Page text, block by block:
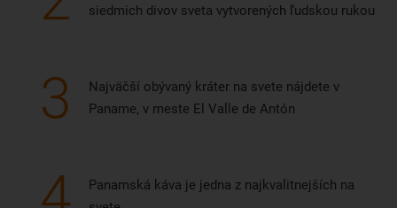
siedmich divov sveta vytvorených ľudskou rukou
3
Najväčší obývaný kráter na svete nájdete v
Paname, v meste El Valle de Antón
Panamská káva je jedna z najkvalitnejších na